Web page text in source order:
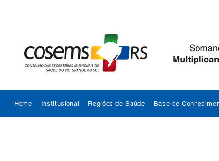
Home Institucional Regiões de Saúde Base de